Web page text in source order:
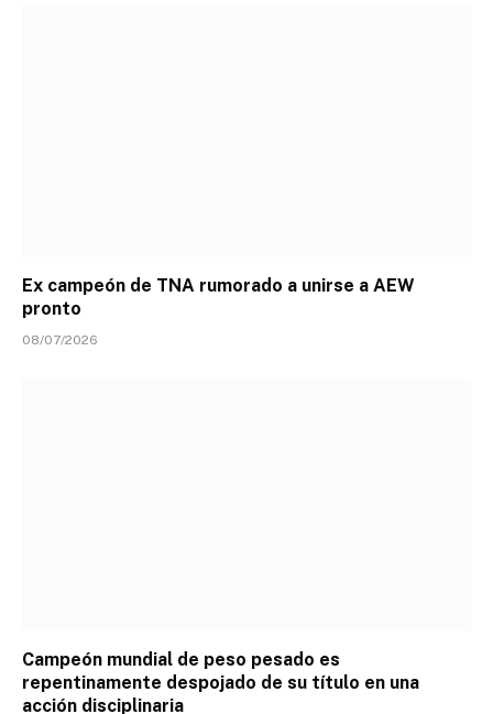
Ex campeón de TNA rumorado a unirse a AEW
pronto
08/07/2026
Campeón mundial de peso pesado es
repentinamente despojado de su título en una
acción disciplinaria